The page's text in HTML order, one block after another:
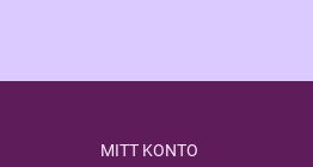
MITT KONTO